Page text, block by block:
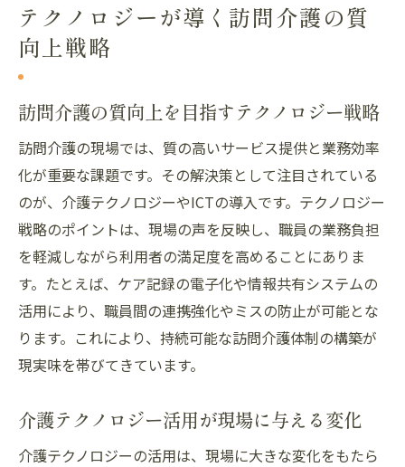
テクノロジーが導く訪問介護の質
向上戦略
訪問介護の質向上を目指すテクノロジー戦略
訪問介護の現場では、質の高いサービス提供と業務効率
化が重要な課題です。その解決策として注目されている
のが、介護テクノロジーやICTの導入です。テクノロジー
戦略のポイントは、現場の声を反映し、職員の業務負担
を軽減しながら利用者の満足度を高めることにありま
す。たとえば、ケア記録の電子化や情報共有システムの
活用により、職員間の連携強化やミスの防止が可能とな
ります。これにより、持続可能な訪問介護体制の構築が
現実味を帯びてきています。
介護テクノロジー活用が現場に与える変化
介護テクノロジーの活用は、現場に大きな変化をもたら